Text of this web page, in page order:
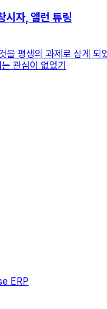
시자, 앨런 튜링
을 평생의 과제로 삼게
관심이 없었기
ERP